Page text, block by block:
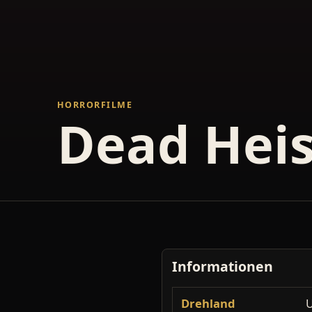
HORRORFILME
Dead
Informationen
Drehland